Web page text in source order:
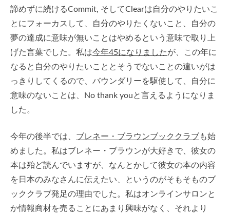
諦めずに続けるCommit, そしてClearは自分のやりたいこ
とにフォーカスして、自分のやりたくないこと、自分の
夢の達成に意味が無いことはやめるという意味で取り上
げた言葉でした。私は今年45になりましたが、この年に
なると自分のやりたいこととそうでないことの違いがは
っきりしてくるので、バウンダリーを駆使して、自分に
意味のないことは、No thank youと言えるようになりま
した。
今年の後半では、 ブレネー・ブラウンブッククラブも始
めました。私はブレネー・ブラウンが大好きで、彼女の
本は殆ど読んでいますが、なんとかして彼女の本の内容
を日本のみなさんに伝えたい、というのがそもそものブ
ッククラブ発足の理由でした。私はオンラインサロンと
か情報商材を売ることにあまり興味がなく、それより